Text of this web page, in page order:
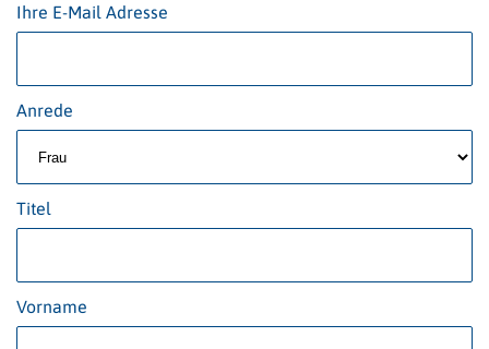
Ihre E-Mail Adresse
Anrede
Titel
Vorname